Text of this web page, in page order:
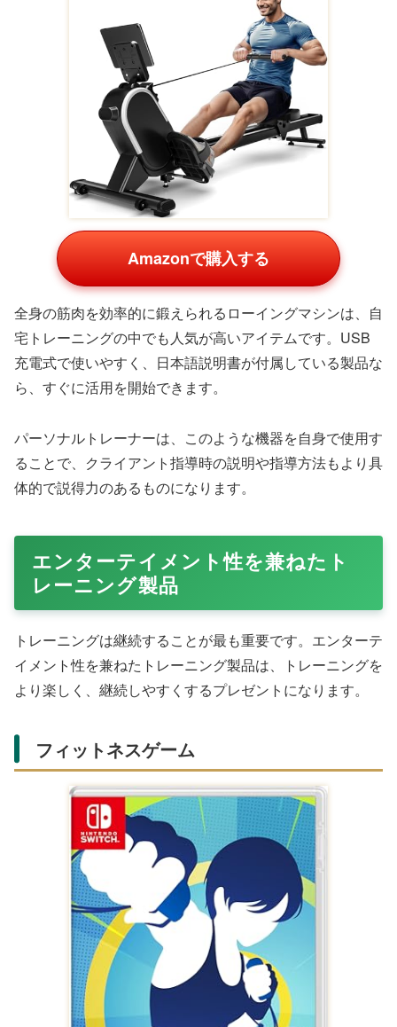
パーソナルトレーナーの多くは、ジムでのクライアント指
導だけでなく、自宅でも継続的にトレーニングを行ってい
ます。自宅のトレーニング環境を充実させるアイテムは、
実用性が高いプレゼントです。
多機能トレーニングボード
Amazonで購入する
ホームジムの機能を一台で完結させる多機能トレーニング
ボードは、限られたスペースで効率的にトレーニングでき
るアイテムです。耐荷重が高い製品を選ぶことで、パーソ
ナルトレーナーの本格的なトレーニングにも対応できま
す。
このような製品は、自宅でのトレーニング時間を有効活用
でき、クライアント指導の合間の時間を活用したトレーニ
ングに最適です。
ローイングマシン